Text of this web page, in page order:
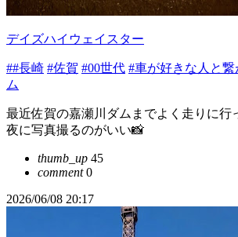
デイズハイウェイスター
##長崎 #佐賀 #00世代 #車が好きな人と繋
ム
最近佐賀の嘉瀬川ダムまでよく走りに行
夜に写真撮るのがいい📸
thumb_up 45
comment0
2026/06/08 20:17